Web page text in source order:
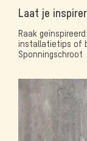
Laat je
Raak
installatietips of
Sponningschroot